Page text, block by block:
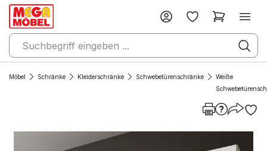
Möbel Schränke Kleiderschränke Schwebetürenschränke
Weiße